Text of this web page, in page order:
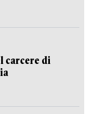
carcere di